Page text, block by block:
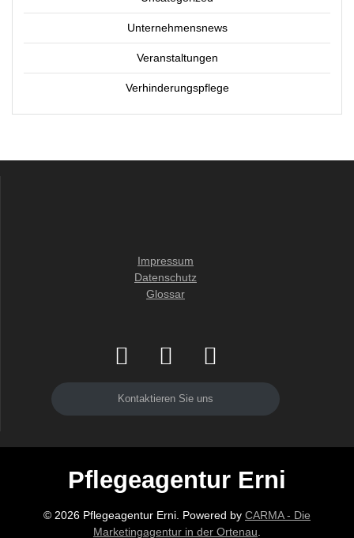
Unternehmensnews
Veranstaltungen
Verhinderungspflege
Impressum
Datenschutz
Glossar
Kontaktieren Sie uns
Pflegeagentur Erni
© 2026 Pflegeagentur Erni. Powered by CARMA - Die
Marketingagentur in der Ortenau